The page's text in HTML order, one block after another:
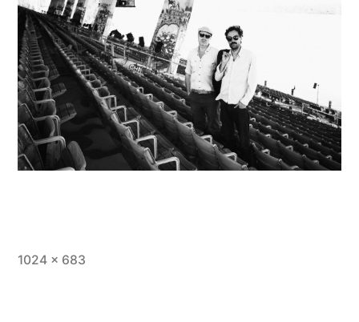
Taille
1024 × 683